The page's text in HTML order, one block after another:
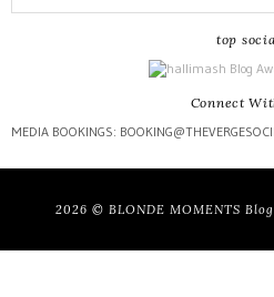
top
Connect
MEDIA BOOKINGS:
2026 © BLONDE MOMENTS Blog